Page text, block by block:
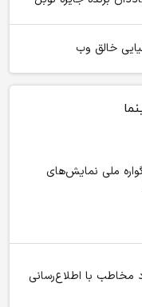
خالق وب
ملی نمایش‌های
مخاطب با اطلاع‌رسانی